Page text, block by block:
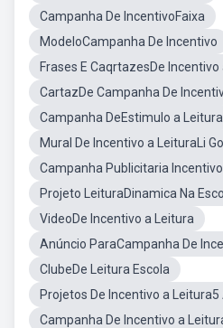
Campanha De IncentivoFaixa
ModeloCampanha De Incentivo
Frases E CaqrtazesDe Incentivo
CartazDe Campanha De
Campanha DeEstimulo a Leitura
Mural De Incentivo a LeituraLi
Campanha Publicitaria
Projeto LeituraDinamica Na
VideoDe Incentivo a Leitura
Anúncio ParaCampanha De
ClubeDe Leitura Escola
Projetos De Incentivo a Leitura5
Campanha De Incentivo a